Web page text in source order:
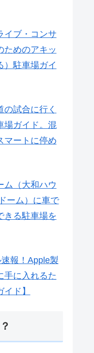
イブ・コンサ
ためのアキッ
）駐車場ガイ
の試合に行く
場ガイド。混
マートに停め
ム（大和ハウ
ーム）に車で
きる駐車場を
報！Apple製
手に入れるた
ド】